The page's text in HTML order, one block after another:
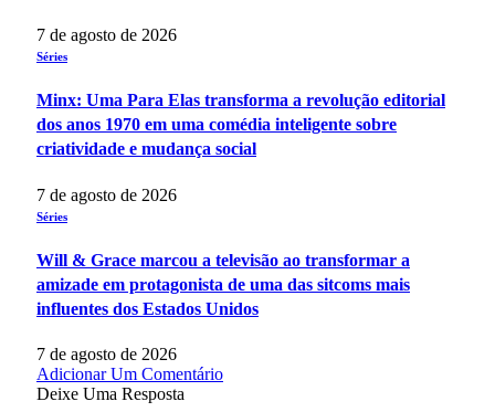
7 de agosto de 2026
Séries
Minx: Uma Para Elas transforma a revolução editorial
dos anos 1970 em uma comédia inteligente sobre
criatividade e mudança social
7 de agosto de 2026
Séries
Will & Grace marcou a televisão ao transformar a
amizade em protagonista de uma das sitcoms mais
influentes dos Estados Unidos
7 de agosto de 2026
Adicionar Um Comentário
Deixe Uma Resposta